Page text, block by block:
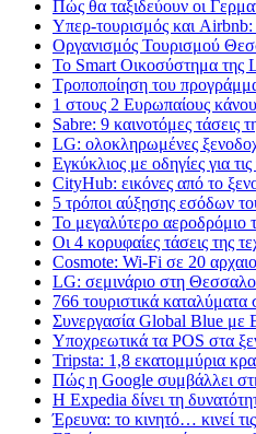
Πώς θα ταξιδεύουν οι
Υπερ-τουρισμός και Airbnb:
Οργανισμός Τουρισμού
Το Smart Οικοσύστημα της
Τροποποίηση του
1 στους 2 Ευρωπαίους
Sabre: 9 καινοτόμες τάσεις
LG: ολοκληρωμένες
Εγκύκλιος με οδηγίες για
CityHub: εικόνες από το
5 τρόποι αύξησης εσόδων
Το μεγαλύτερο αεροδρόμιο
Οι 4 κορυφαίες τάσεις της
Cosmote: Wi-Fi σε 20
LG: σεμινάριο στη
766 τουριστικά
Συνεργασία Global Blue με
Υποχρεωτικά τα POS στα
Tripsta: 1,8 εκατομμύρια
Πώς η Google συμβάλλει
Η Expedia δίνει τη
Έρευνα: το κινητό… κινεί